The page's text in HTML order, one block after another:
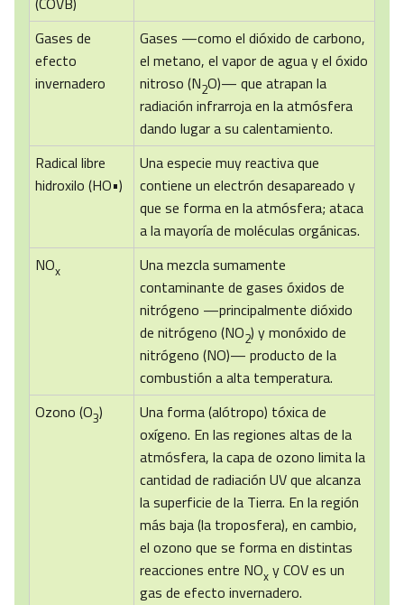
Gases de
efecto
invernadero
Gases —como el dióxido de carbono,
el metano, el vapor de agua y el óxido
nitroso (N2O)— que atrapan la
radiación infrarroja en la atmósfera
dando lugar a su calentamiento.
Radical libre
hidroxilo (HO•)
Una especie muy reactiva que
contiene un electrón desapareado y
que se forma en la atmósfera; ataca
a la mayoría de moléculas orgánicas.
NOx
Una mezcla sumamente
contaminante de gases óxidos de
nitrógeno —principalmente dióxido
de nitrógeno (NO2) y monóxido de
nitrógeno (NO)— producto de la
combustión a alta temperatura.
Ozono (O3)
Una forma (alótropo) tóxica de
oxígeno. En las regiones altas de la
atmósfera, la capa de ozono limita la
cantidad de radiación UV que alcanza
la superficie de la Tierra. En la región
más baja (la troposfera), en cambio,
el ozono que se forma en distintas
reacciones entre NOx y COV es un
gas de efecto invernadero.